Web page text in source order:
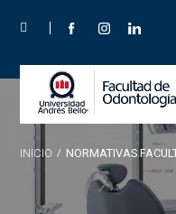
INICIO / NORMATIVAS